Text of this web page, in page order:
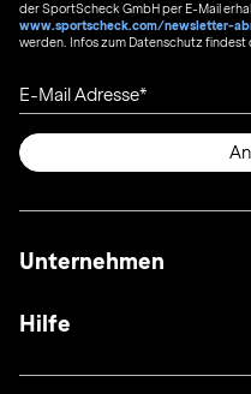
der SportScheck GmbH per E-Mail
www.sportscheck.com/newsletter-
werden. Infos zum Datenschutz findest
E-Mail Adresse
Unternehmen
Hilfe